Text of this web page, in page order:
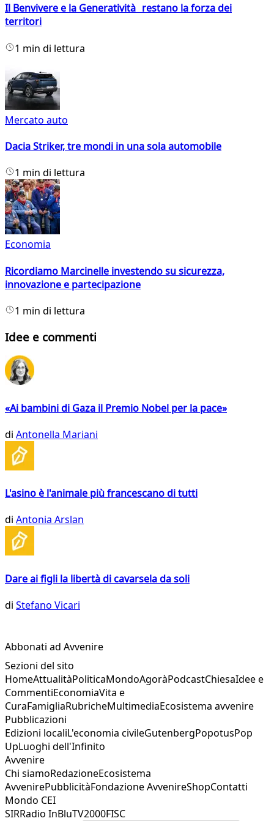
Il Benvivere e la Generatività restano la forza dei
territori
1 min di lettura
Mercato auto
Dacia Striker, tre mondi in una sola automobile
1 min di lettura
Economia
Ricordiamo Marcinelle investendo su sicurezza,
innovazione e partecipazione
1 min di lettura
Idee e commenti
«Ai bambini di Gaza il Premio Nobel per la pace»
di Antonella Mariani
L'asino è l'animale più francescano di tutti
di Antonia Arslan
Dare ai figli la libertà di cavarsela da soli
di Stefano Vicari
Abbonati ad Avvenire
Sezioni del sito
HomeAttualitàPoliticaMondoAgoràPodcastChiesaIdee e
CommentiEconomiaVita e
CuraFamigliaRubricheMultimediaEcosistema avvenire
Pubblicazioni
Edizioni localiL'economia civileGutenbergPopotusPop
UpLuoghi dell'Infinito
Avvenire
Chi siamoRedazioneEcosistema
AvvenirePubblicitàFondazione AvvenireShopContatti
Mondo CEI
SIRRadio InBluTV2000FISC